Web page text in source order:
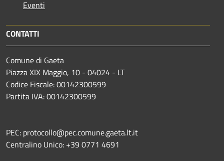
Eventi
CONTATTI
Comune di Gaeta
Piazza XIX Maggio, 10 - 04024 - LT
Codice Fiscale: 00142300599
Partita IVA: 00142300599
PEC: protocollo@pec.comune.gaeta.lt.it
Centralino Unico: +39 0771 4691